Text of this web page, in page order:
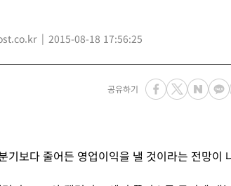
2015-08-18 17:56:25
공유하기
기보다 줄어든 영업이익을 낼 것이라는 전망이